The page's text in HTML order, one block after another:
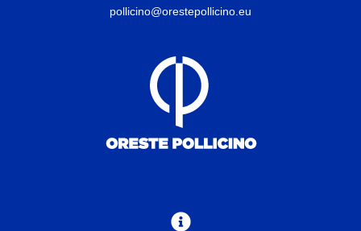
pollicino@orestepollicino.eu